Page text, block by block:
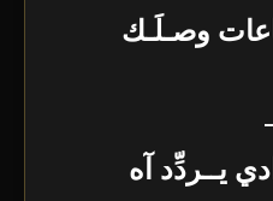
وصـلَـك
_
يــردِّد آه